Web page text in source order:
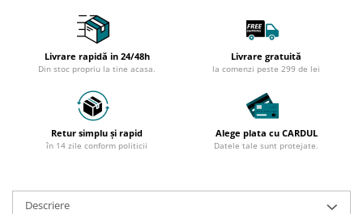
Livrare rapidă in 24/48h
Din stoc propriu la tine acasa.
Livrare gratuită
la comenzi peste 299 de lei
Retur simplu și rapid
în 14 zile conform politicii
Alege plata cu CARDUL
Datele tale sunt protejate.
Descriere